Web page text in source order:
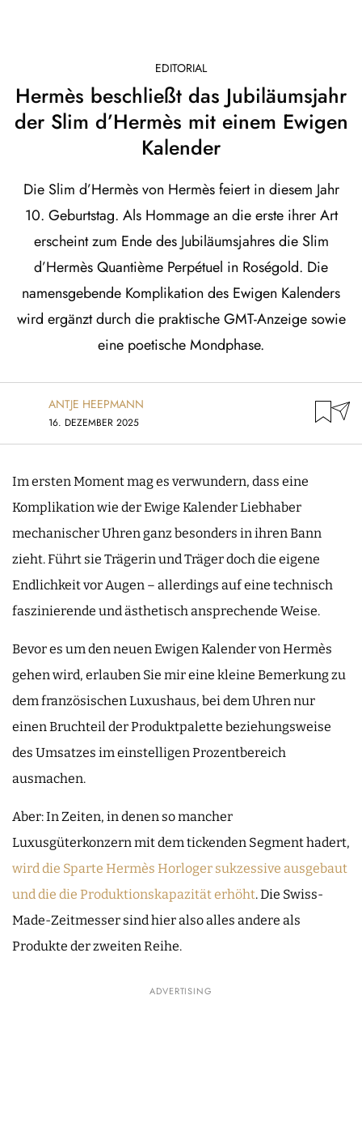
EDITORIAL
Hermès beschließt das Jubiläumsjahr
der Slim d’Hermès mit einem Ewigen
Kalender
Die Slim d’Hermès von Hermès feiert in diesem Jahr
10. Geburtstag. Als Hommage an die erste ihrer Art
erscheint zum Ende des Jubiläumsjahres die Slim
d’Hermès Quantième Perpétuel in Roségold. Die
namensgebende Komplikation des Ewigen Kalenders
wird ergänzt durch die praktische GMT-Anzeige sowie
eine poetische Mondphase.
ANTJE HEEPMANN
16. DEZEMBER 2025
Im ersten Moment mag es verwundern, dass eine
Komplikation wie der Ewige Kalender Liebhaber
mechanischer Uhren ganz besonders in ihren Bann
zieht. Führt sie Trägerin und Träger doch die eigene
Endlichkeit vor Augen – allerdings auf eine technisch
faszinierende und ästhetisch ansprechende Weise.
Bevor es um den neuen Ewigen Kalender von Hermès
gehen wird, erlauben Sie mir eine kleine Bemerkung zu
dem französischen Luxushaus, bei dem Uhren nur
einen Bruchteil der Produktpalette beziehungsweise
des Umsatzes im einstelligen Prozentbereich
ausmachen.
Aber: In Zeiten, in denen so mancher
Luxusgüterkonzern mit dem tickenden Segment hadert,
wird die Sparte Hermès Horloger sukzessive ausgebaut
und die die Produktionskapazität erhöht. Die Swiss-
Made-Zeitmesser sind hier also alles andere als
Produkte der zweiten Reihe.
ADVERTISING